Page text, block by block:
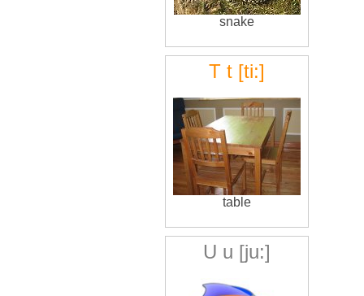
snake
T t [ti:]
table
U u [ju:]